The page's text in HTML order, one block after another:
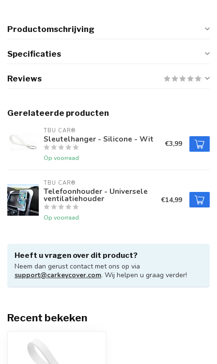
Productomschrijving
Specificaties
Reviews
Gerelateerde producten
TBU CAR®
Sleutelhanger - Silicone - Wit
Op voorraad
€3,99
TBU CAR®
Telefoonhouder - Universele
ventilatiehouder
Op voorraad
€14,99
Heeft u vragen over dit product?
Neem dan gerust contact met ons op via
support@carkeycover.com. Wij helpen u graag verder!
Recent bekeken